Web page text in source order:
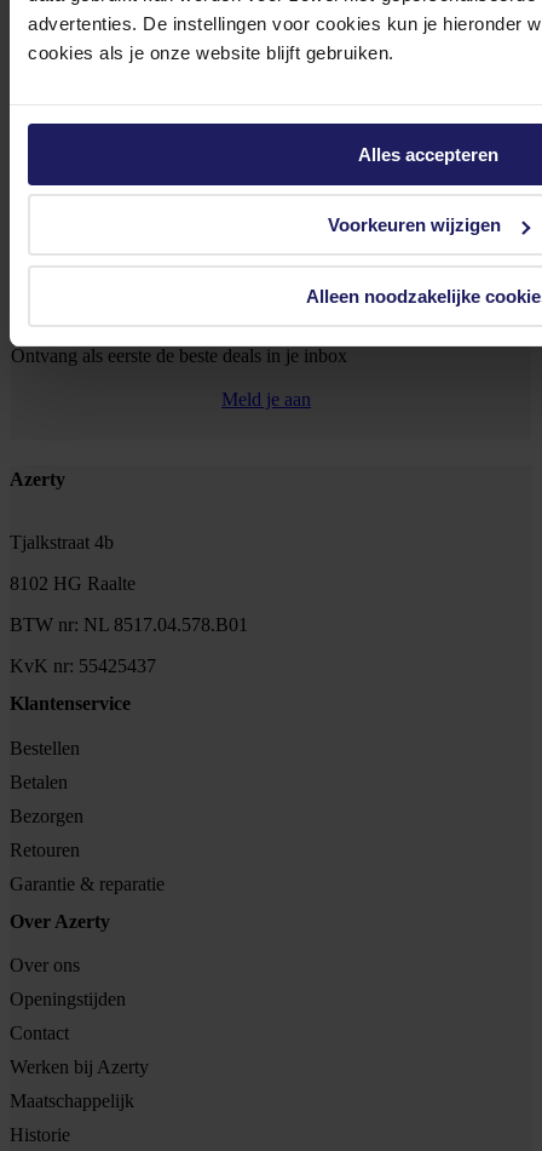
advertenties. De instellingen voor cookies kun je hieronder
cookies als je onze website blijft gebruiken.
Alles accepteren
Voorkeuren wijzigen
Alleen noodzakelijke
0572 328 120
Klantenservice@azerty.nl
Meld je aan voor onze nieuwsbrief!
Ontvang als eerste de beste deals in je inbox
Meld je aan
Footer
Azerty
Tjalkstraat 4b
8102 HG Raalte
BTW nr: NL 8517.04.578.B01
KvK nr: 55425437
Klantenservice
Bestellen
Betalen
Bezorgen
Retouren
Garantie & reparatie
Over Azerty
Over ons
Openingstijden
Contact
Werken bij Azerty
Maatschappelijk
Historie